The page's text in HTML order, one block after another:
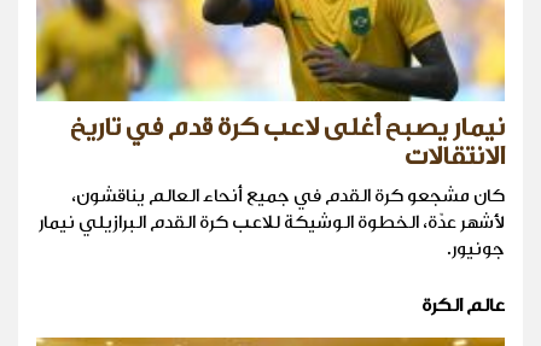
نيمار يصبح أغلى لاعب كرة قدم في تاريخ
الانتقالات
كان مشجعو كرة القدم في جميع أنحاء العالم يناقشون،
لأشهر عدّة، الخطوة الوشيكة للاعب كرة القدم البرازيلي نيمار
جونيور.
عالم الكرة